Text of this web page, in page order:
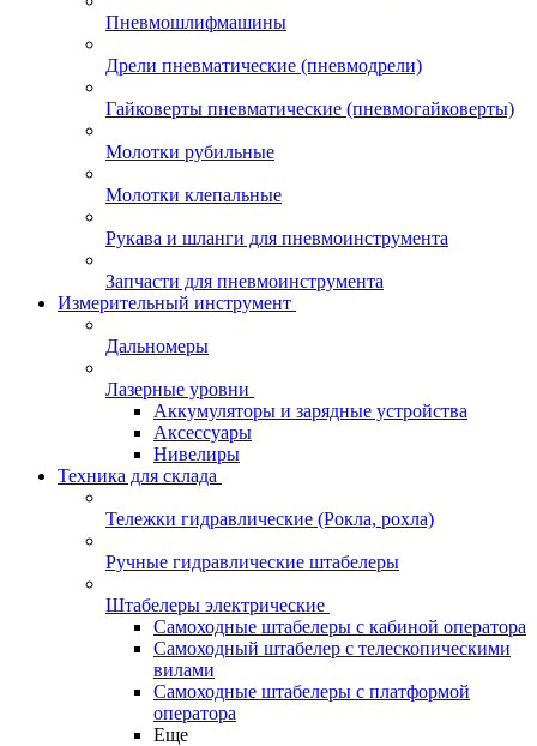
Пневмошлифмашины
Дрели пневматические (пневмодрели)
Гайковерты пневматические (пневмогайковерты)
Молотки рубильные
Молотки клепальные
Рукава и шланги для пневмоинструмента
Запчасти для пневмоинструмента
Измерительный инструмент
Дальномеры
Лазерные уровни
Аккумуляторы и зарядные устройства
Аксессуары
Нивелиры
Техника для склада
Тележки гидравлические (Рокла, рохла)
Ручные гидравлические штабелеры
Штабелеры электрические
Самоходные штабелеры с кабиной оператора
Самоходный штабелер с телескопическими
вилами
Самоходные штабелеры с платформой
оператора
Еще